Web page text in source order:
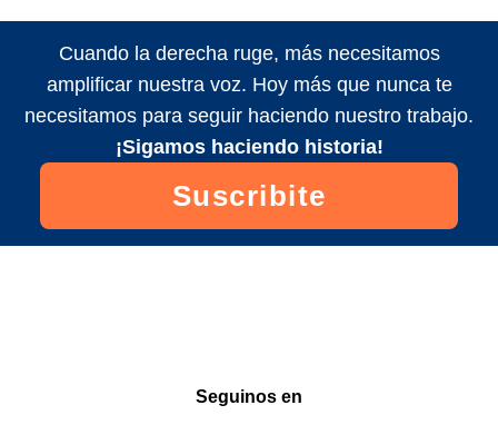
Cuando la derecha ruge, más necesitamos
amplificar nuestra voz. Hoy más que nunca te
necesitamos para seguir haciendo nuestro trabajo.
¡Sigamos haciendo historia!
Suscribite
Seguinos en